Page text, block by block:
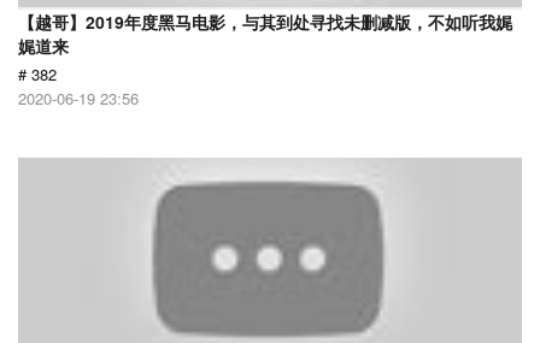
【越哥】2019年度黑马电影，与其到处寻找未删减版，不如听我娓
娓道来
# 382
2020-06-19 23:56